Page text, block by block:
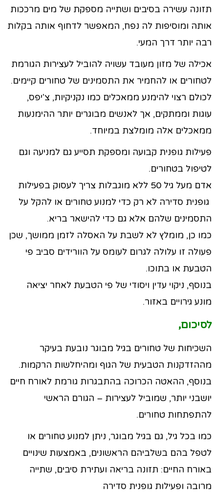
תזונה עשירה בסיבים ושתייה מספקת של מים מרככות
אותה ומוסיפות לה נפח, המאפשר לדחוף אותה בקלות
רבה יותר דרך המעי.
אכילה של מזון מעובד עשויה להוביל לעצירות הגורמת
לטחורים או להחמיר את התסמינים של טחורים קיימים.
לכולם רצוי להימנע ממאכלים כמו נקניקיות, צ'יפס,
עוגות וממתקים, אך לאנשים מבוגרים יותר ההימנעות
ממאכלים אלה מומלצת במיוחד.
פעילות גופנית קבועה ומספקת תסייע גם למניעה וגם
לטיפול בטחורים.
אדם מעל גיל 50 ללא מוגבלות צריך לעסוק בפעילות
גופנית סדירה לא רק כדי למנוע טחורים או להקל על
התסמינים שלהם אלא גם כדי להישאר בריא.
כמו כן, מומלץ לא לשבת על האסלה לזמן ממושך, שכן
פעולה זו עלולה לגרום לעומס על הוורידים סביב פי
הטבעת או בתוכו.
בנוסף, ניקוי עדין ויסודי של פי הטבעת לאחר יציאה
מונע גירויים באזור.
לסיכום,
השכיחות של טחורים בגיל מבוגר נובעת בעיקר
מההזדקנות הטבעית של הגוף ומהיחלשות הרקמות.
בנוסף, ההאטה הכרוכה בהתבגרות גורמת לאורח חיים
יושבני יותר, שמוביל לעצירות – הגורם הראשי
להתפתחות טחורים.
כמו בכל גיל, גם בגיל מבוגר, ניתן למנוע טחורים או
לטפל בהם בשלביהם הראשונים, באמצעות שינויים
באורח החיים: תזונה בריאה ועתירת סיבים, שתייה
מרובה ופעילות גופנית סדירה